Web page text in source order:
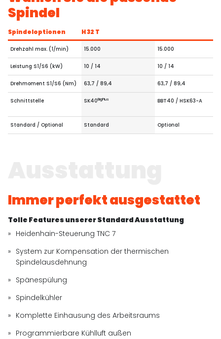
Spindel
Spindeloptionen H 32 T
Drehzahl max. (1/min) 15.000 15.000
Leistung S1/S6 (kW) 10 / 14 10 / 14
Drehmoment S1/S6 (Nm) 63,7 / 89,4 63,7 / 89,4
Schnittstelle SK40BigPlus BBT40 / HSK63-A
Standard / Optional Standard Optional
Immer perfekt ausgestattet
Tolle Features unserer Standard Ausstattung
Heidenhain-Steuerung TNC 7
System zur Kompensation der thermischen
Spindelausdehnung
Spänespülung
Spindelkühler
Komplette Einhausung des Arbeitsraums
Programmierbare Kühlluft außen